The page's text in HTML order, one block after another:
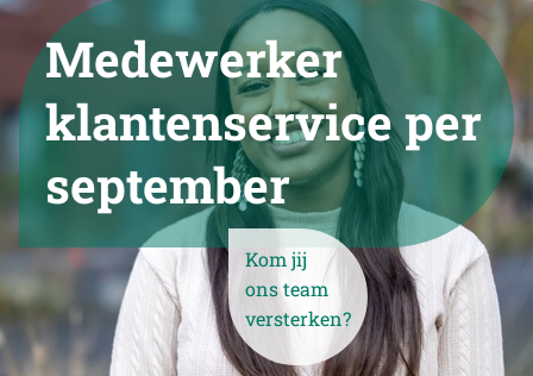
Medewerker
klantenservice per
september
Kom jij
ons team
versterken?